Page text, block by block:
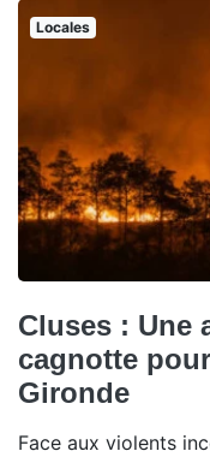
Locales
Cluses : Une
cagnotte
Gironde
Face aux violents